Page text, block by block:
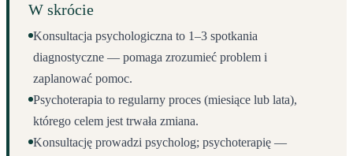
W skrócie
Konsultacja psychologiczna to 1–3 spotkania
diagnostyczne — pomaga zrozumieć problem i
zaplanować pomoc.
Psychoterapia to regularny proces (miesiące lub lata),
którego celem jest trwała zmiana.
Konsultację prowadzi psycholog; psychoterapię —